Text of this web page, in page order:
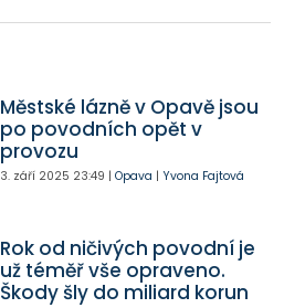
Městské lázně v Opavě jsou
po povodních opět v
provozu
3. září 2025 23:49 | Opava | Yvona Fajtová
Rok od ničivých povodní je
už téměř vše opraveno.
Škody šly do miliard korun